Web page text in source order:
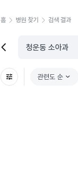
홈 병원 찾기 검색 결과
관련도 순 chevron_right